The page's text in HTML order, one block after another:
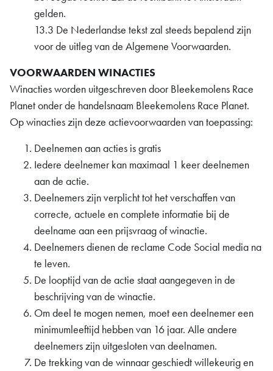
gelden.
13.3 De Nederlandse tekst zal steeds bepalend zijn
voor de uitleg van de Algemene Voorwaarden.
VOORWAARDEN WINACTIES
Winacties worden uitgeschreven door Bleekemolens Race
Planet onder de handelsnaam Bleekemolens Race Planet.
Op winacties zijn deze actievoorwaarden van toepassing:
Deelnemen aan acties is gratis
Iedere deelnemer kan maximaal 1 keer deelnemen
aan de actie.
Deelnemers zijn verplicht tot het verschaffen van
correcte, actuele en complete informatie bij de
deelname aan een prijsvraag of winactie.
Deelnemers dienen de reclame Code Social media na
te leven.
De looptijd van de actie staat aangegeven in de
beschrijving van de winactie.
Om deel te mogen nemen, moet een deelnemer een
minimumleeftijd hebben van 16 jaar. Alle andere
deelnemers zijn uitgesloten van deelnamen.
De trekking van de winnaar geschiedt willekeurig en